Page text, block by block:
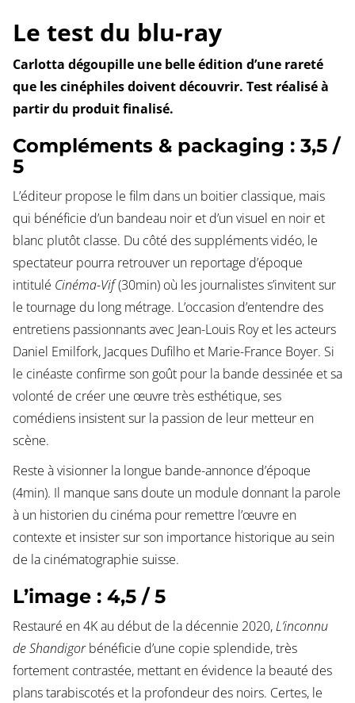
Le test du blu-ray
Carlotta dégoupille une belle édition d’une rareté
que les cinéphiles doivent découvrir. Test réalisé à
partir du produit finalisé.
Compléments & packaging : 3,5 /
5
L’éditeur propose le film dans un boitier classique, mais
qui bénéficie d’un bandeau noir et d’un visuel en noir et
blanc plutôt classe. Du côté des suppléments vidéo, le
spectateur pourra retrouver un reportage d’époque
intitulé Cinéma-Vif(30min) où les journalistes s’invitent sur
le tournage du long métrage. L’occasion d’entendre des
entretiens passionnants avec Jean-Louis Roy et les acteurs
Daniel Emilfork, Jacques Dufilho et Marie-France Boyer. Si
le cinéaste confirme son goût pour la bande dessinée et sa
volonté de créer une œuvre très esthétique, ses
comédiens insistent sur la passion de leur metteur en
scène.
Reste à visionner la longue bande-annonce d’époque
(4min). Il manque sans doute un module donnant la parole
à un historien du cinéma pour remettre l’œuvre en
contexte et insister sur son importance historique au sein
de la cinématographie suisse.
L’image : 4,5 / 5
Restauré en 4K au début de la décennie 2020,L’inconnu
de Shandigorbénéficie d’une copie splendide, très
fortement contrastée, mettant en évidence la beauté des
plans tarabiscotés et la profondeur des noirs. Certes, le